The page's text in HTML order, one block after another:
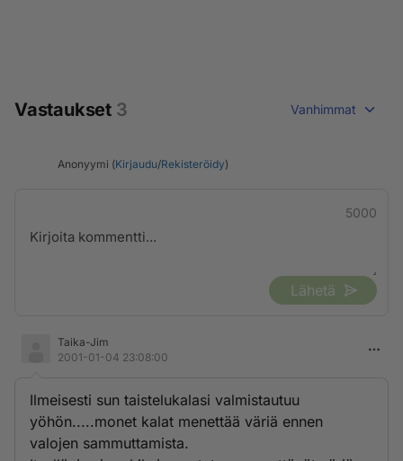
Vastaukset 3 Vanhimmat
Anonyymi (Kirjaudu/Rekisteröidy)
5000
Lähetä
Taika-Jim
2001-01-04 23:08:00
Ilmeisesti sun taistelukalasi valmistautuu
yöhön.....monet kalat menettää väriä ennen
valojen sammuttamista.